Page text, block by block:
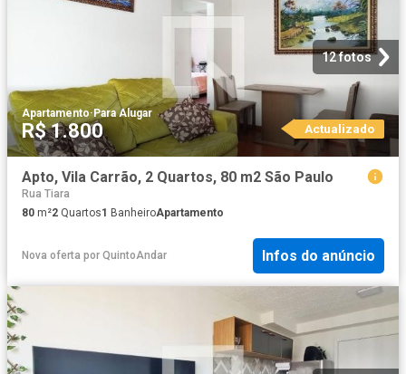
12 fotos
Apartamento·Para Alugar
R$ 1.800 Actualizado
Apto, Vila Carrão, 2 Quartos, 80 m2 São Paulo
Rua Tiara
80 m²2 Quartos1 BanheiroApartamento
Nova oferta por QuintoAndar Infos do anúncio